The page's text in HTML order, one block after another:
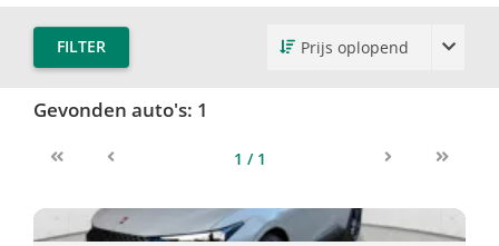
FILTER
Gevonden auto's: 1
1 / 1
DS 4
DS 4